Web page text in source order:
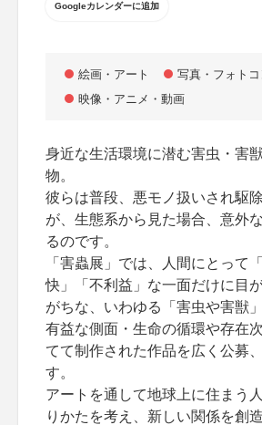
Googleカレンダーに追加
絵画・アート
写真・フォトコ
映像・アニメ・動画
身近な生活環境に潜む害虫・害
物。
彼らは普段、悪モノ扱いされ駆
が、生態系から見た場合、意外
るのです。
「害蟲展」では、人間にとって
快」「不利益」な一面だけに目
がちな、いわゆる「害虫や害獣
有益な側面・生命の循環や存在
てて制作された作品を広く公募
す。
アートを通して地球上に住まう
りかたを考え、新しい関係を創